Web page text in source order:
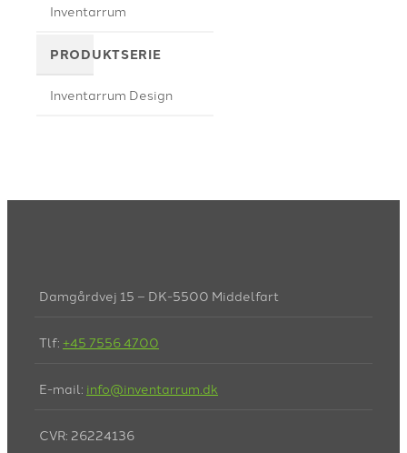
Inventarrum
PRODUKTSERIE
Inventarrum Design
Damgårdvej 15 – DK-5500 Middelfart
Tlf: +45 7556 4700
E-mail: info@inventarrum.dk
CVR: 26224136